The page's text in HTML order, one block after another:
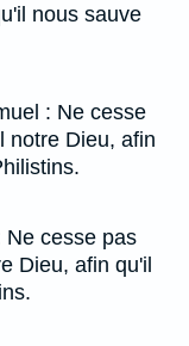
nous sauve
: Ne cesse
notre Dieu, afin
Ne cesse pas
Dieu, afin qu'il